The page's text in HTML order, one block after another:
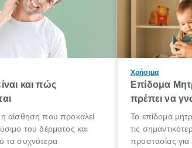
και πώς
η αίσθηση που προκαλεί
του δέρματος και
τα συχνότερα
Χρήσιμα
Επίδομα
πρέπει να
Το επίδομα
τις
προστασίας για